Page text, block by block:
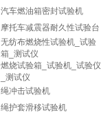
汽车燃油箱密封试验机
摩托车减震器耐久性试验台
无纺布燃烧性试验机_试验
箱_测试仪
燃烧试验箱_试验机_试验仪
_测试仪
绳冲击试验机
绳护套滑移试验机